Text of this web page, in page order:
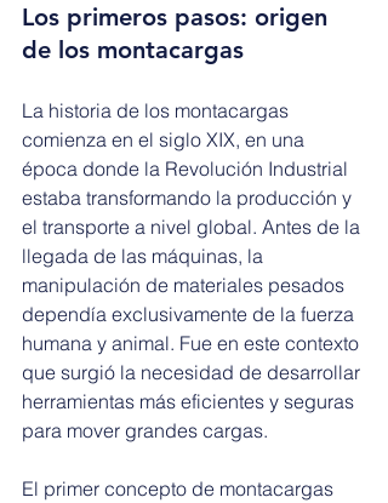
Los primeros pasos: origen
de los montacargas
La historia de los montacargas
comienza en el siglo XIX, en una
época donde la Revolución Industrial
estaba transformando la producción y
el transporte a nivel global. Antes de la
llegada de las máquinas, la
manipulación de materiales pesados
dependía exclusivamente de la fuerza
humana y animal. Fue en este contexto
que surgió la necesidad de desarrollar
herramientas más eficientes y seguras
para mover grandes cargas.
El primer concepto de montacargas